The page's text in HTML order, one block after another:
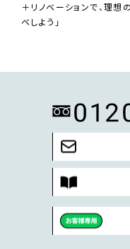
＋リノベーションで、理想
ベしよう」